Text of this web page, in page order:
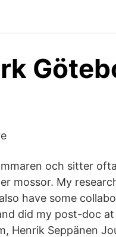
och sitter
mossor. My
have some
did my post-doc at
Henrik Seppänen